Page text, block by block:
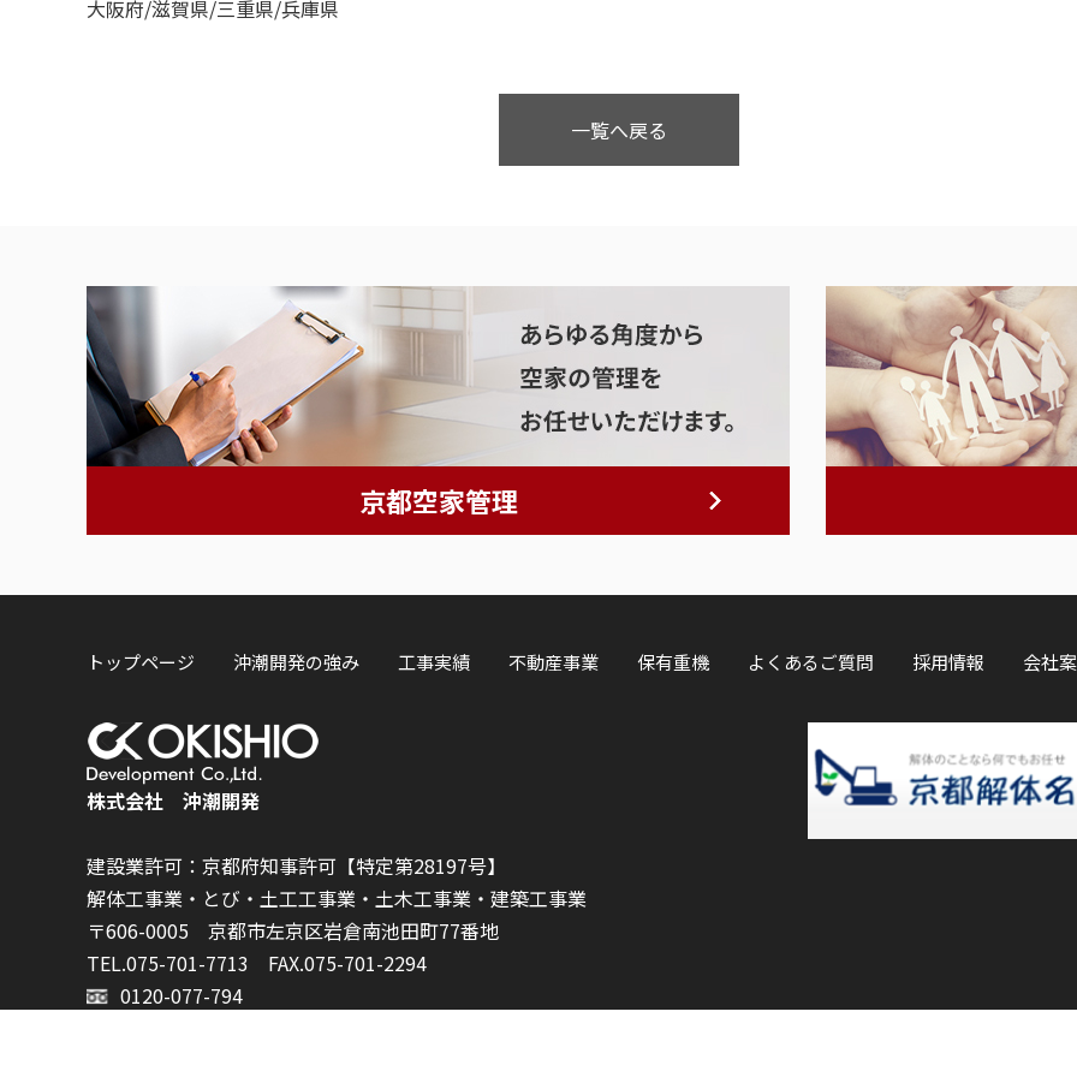
大阪府/滋賀県/三重県/兵庫県
一覧へ戻る
京都空家管理
トップページ 沖潮開発の強み 工事実績 不動産事業 保有重機 よくあるご質問 採用情報 会社
株式会社 沖潮開発
建設業許可：京都府知事許可【特定第28197号】
解体工事業・とび・土工工事業・土木工事業・建築工事業
〒606-0005 京都市左京区岩倉南池田町77番地
TEL.075-701-7713 FAX.075-701-2294
0120-077-794